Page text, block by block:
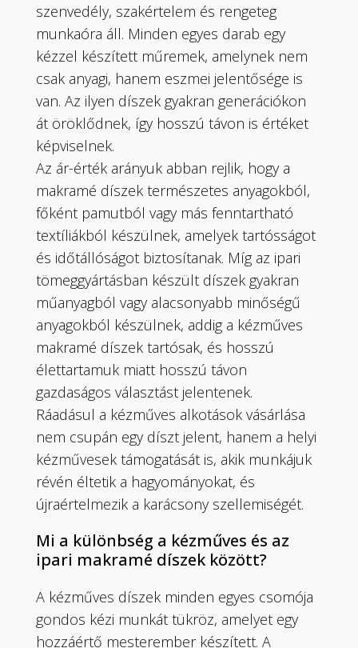
szenvedély, szakértelem és rengeteg
munkaóra áll. Minden egyes darab egy
kézzel készített műremek, amelynek nem
csak anyagi, hanem eszmei jelentősége is
van. Az ilyen díszek gyakran generációkon
át öröklődnek, így hosszú távon is értéket
képviselnek.
Az ár-érték arányuk abban rejlik, hogy a
makramé díszek természetes anyagokból,
főként pamutból vagy más fenntartható
textíliákból készülnek, amelyek tartósságot
és időtállóságot biztosítanak. Míg az ipari
tömeggyártásban készült díszek gyakran
műanyagból vagy alacsonyabb minőségű
anyagokból készülnek, addig a kézműves
makramé díszek tartósak, és hosszú
élettartamuk miatt hosszú távon
gazdaságos választást jelentenek.
Ráadásul a kézműves alkotások vásárlása
nem csupán egy díszt jelent, hanem a helyi
kézművesek támogatását is, akik munkájuk
révén éltetik a hagyományokat, és
újraértelmezik a karácsony szellemiségét.
Mi a különbség a kézműves és az
ipari makramé díszek között?
A kézműves díszek minden egyes csomója
gondos kézi munkát tükröz, amelyet egy
hozzáértő mesterember készített. A